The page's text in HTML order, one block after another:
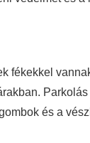
fékekkel
és a